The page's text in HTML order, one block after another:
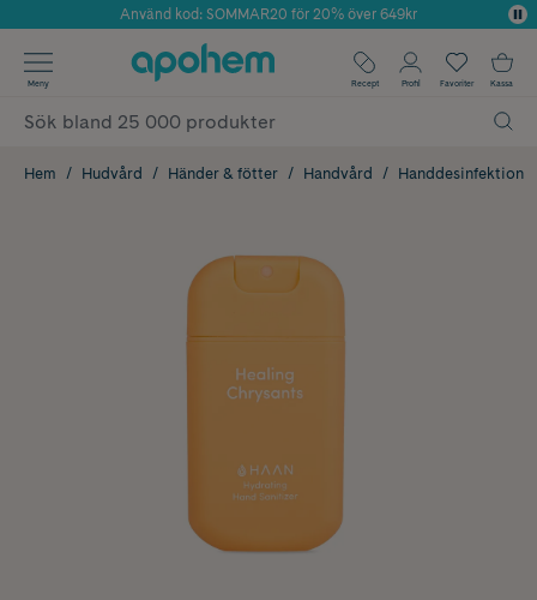
Årets Butik 2025 inom Skönhet
Använd kod: SOMMAR20 för 20% över 649kr
✓ Fri frakt
✓ Poäng på alla köp*
Meny Recept Profil Favoriter Kassa
Hem Hudvård Händer & fötter Handvård Handdesinfektion